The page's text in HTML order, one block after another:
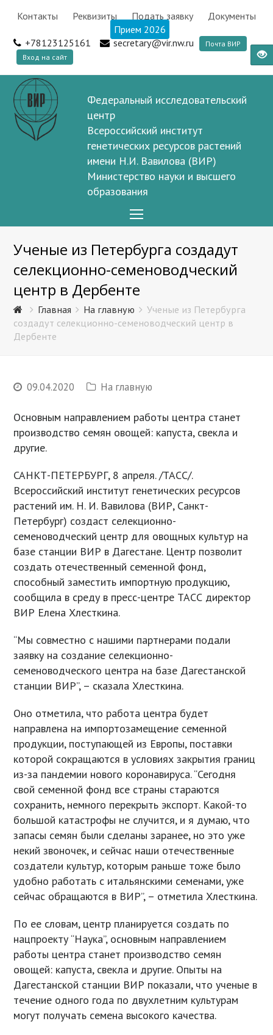
Контакты Реквизиты Подать заявку
Документы
Прием 2026
+78123125161
secretary@vir.nw.ru
Почта ВИР
Вход на сайт
Федеральный исследовательский
центр
Всероссийский институт
генетических ресурсов растений
имени Н.И. Вавилова (ВИР)
Министерство науки и высшего
образования
Menu
Ученые из Петербурга создадут
селекционно-семеноводческий
центр в Дербенте
Главная На главную
Ученые из Петербурга
создадут селекционно-семеноводческий центр в
Дербенте
09.04.2020 На главную
Основным направлением работы центра станет
производство семян овощей: капуста, свекла и
другие.
САНКТ-ПЕТЕРБУРГ, 8 апреля. /ТАСС/.
Всероссийский институт генетических ресурсов
растений им. Н. И. Вавилова (ВИР, Санкт-
Петербург) создаст селекционно-
семеноводческий центр для овощных культур на
базе станции ВИР в Дагестане. Центр позволит
создать отечественный семенной фонд,
способный заместить импортную продукцию,
сообщила в среду в пресс-центре ТАСС директор
ВИР Елена Хлесткина.
“Мы совместно с нашими партнерами подали
заявку на создание селекционно-
семеноводческого центра на базе Дагестанской
станции ВИР”, – сказала Хлесткина.
Оно отметила, что работа центра будет
направлена на импортозамещение семенной
продукции, поступающей из Европы, поставки
которой сокращаются в условиях закрытия границ
из-за пандемии нового коронавируса. “Сегодня
свой семенной фонд все страны стараются
сохранить, немного перекрыть экспорт. Какой-то
большой катастрофы не случится, и я думаю, что
запасы семян были сделаны заранее, но это уже
некий звоночек, и сейчас наши отечественные
создатели культур, которым раньше тоже было
удобно работать с итальянскими семенами, уже
сейчас обращаются в ВИР”, – отметила Хлесткина.
По ее словам, центр планируется создать по
нацпроекту “Наука”, основным направлением
работы центра станет производство семян
овощей: капуста, свекла и другие. Опыты на
Дагестанской станции ВИР показали, что ученые в
течение одного года по двухлетним культурам
могут получать семена высокого качества.